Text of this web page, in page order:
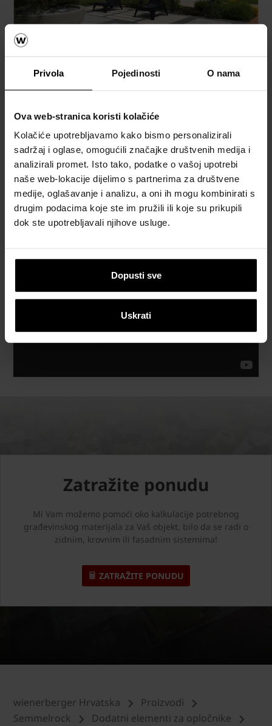
Privola Pojedinosti O nama
Ova web-stranica koristi kolačiće
Kolačiće upotrebljavamo kako bismo personalizirali
sadržaj i oglase, omogućili značajke društvenih medija i
analizirali promet. Isto tako, podatke o vašoj upotrebi
naše web-lokacije dijelimo s partnerima za društvene
medije, oglašavanje i analizu, a oni ih mogu kombinirati s
drugim podacima koje ste im pružili ili koje su prikupili
dok ste upotrebljavali njihove usluge.
Dopusti sve
Uskrati
Semmelrock opločnici
Katalozi, brošure i tehnička
dokumentacija
Zatražite ponudu
Mi Vam možemo pomoći oko kalkulacije potrebnog
građevinskog materijala za Vaš objekt, bilo da se radi o
zidnim, krovnim ili fasadnim sistemima!
ZATRAŽITE PONUDU
wienerberger Hrvatska
Proizvodi
Semmelrock
Dodatni elementi za opločnike